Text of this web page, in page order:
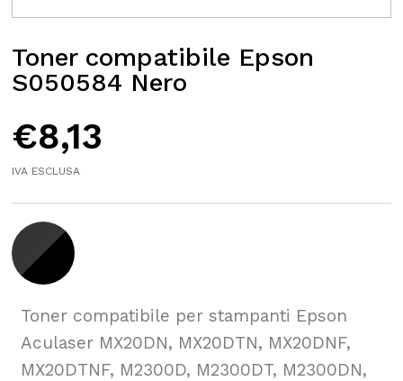
Toner compatibile Epson
S050584 Nero
€8,13
IVA ESCLUSA
Toner compatibile per stampanti Epson
Aculaser MX20DN, MX20DTN, MX20DNF,
MX20DTNF, M2300D, M2300DT, M2300DN,